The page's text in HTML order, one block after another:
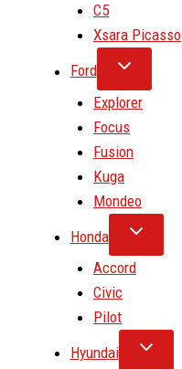
C5
Xsara Picasso
Ford
Explorer
Focus
Fusion
Kuga
Mondeo
Honda
Accord
Civic
Pilot
Hyundai